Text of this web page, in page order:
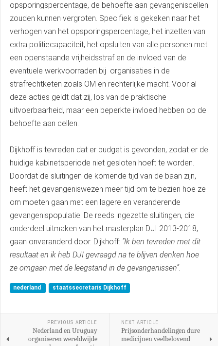
opsporingspercentage, de behoefte aan gevangeniscellen
zouden kunnen vergroten. Specifiek is gekeken naar het
verhogen van het opsporingspercentage, het inzetten van
extra politiecapaciteit, het opsluiten van alle personen met
een openstaande vrijheidsstraf en de invloed van de
eventuele werkvoorraden bij organisaties in de
strafrechtketen zoals OM en rechterlijke macht. Voor al
deze acties geldt dat zij, los van de praktische
uitvoerbaarheid, maar een beperkte invloed hebben op de
behoefte aan cellen.
Dijkhoff is tevreden dat er budget is gevonden, zodat er de
huidige kabinetsperiode niet gesloten hoeft te worden.
Doordat de sluitingen de komende tijd van de baan zijn,
heeft het gevangeniswezen meer tijd om te bezien hoe ze
om moeten gaan met een lagere en veranderende
gevangenispopulatie. De reeds ingezette sluitingen, die
onderdeel uitmaken van het masterplan DJI 2013-2018,
gaan onveranderd door. Dijkhoff: "Ik ben tevreden met dit
resultaat en ik heb DJI gevraagd na te blijven denken hoe
ze omgaan met de leegstand in de gevangenissen”.
nederland staatssecretaris Dijkhoff
PREVIOUS ARTICLE
Nederland en Uruguay
organiseren wereldwijde
NEXT ARTICLE
Prijsonderhandelingen dure
medicijnen veelbelovend